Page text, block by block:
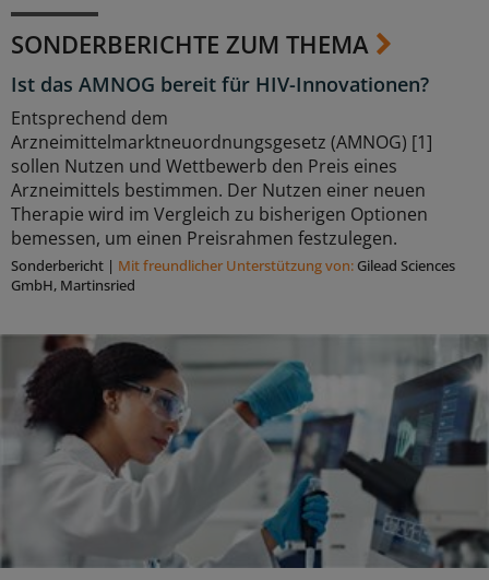
SONDERBERICHTE ZUM THEMA
Ist das AMNOG bereit für HIV-Innovationen?
Entsprechend dem
Arzneimittelmarktneuordnungsgesetz (AMNOG) [1]
sollen Nutzen und Wettbewerb den Preis eines
Arzneimittels bestimmen. Der Nutzen einer neuen
Therapie wird im Vergleich zu bisherigen Optionen
bemessen, um einen Preisrahmen festzulegen.
Sonderbericht | Mit freundlicher Unterstützung von: Gilead Sciences
GmbH, Martinsried